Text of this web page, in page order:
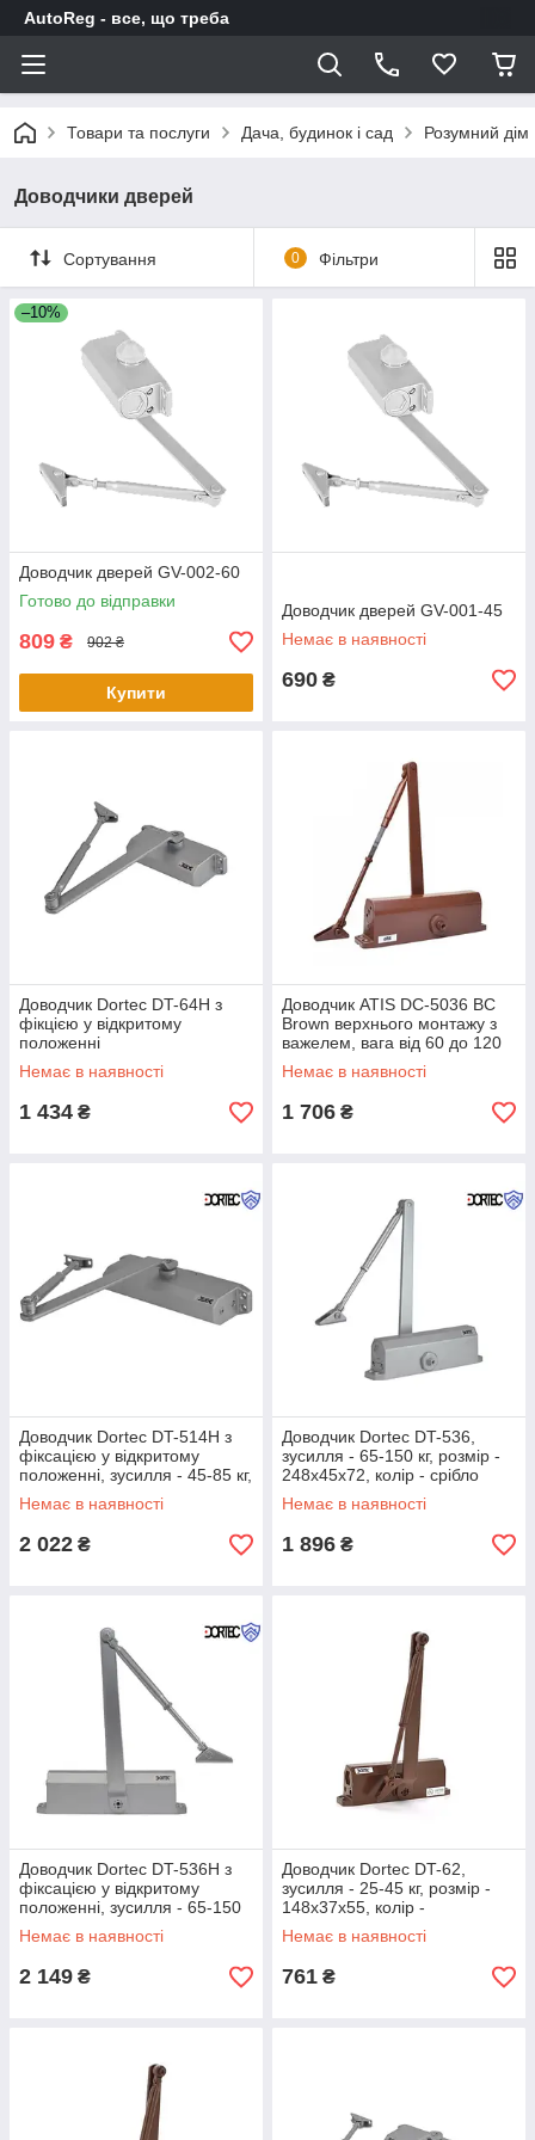
AutoReg - все, що треба
Товари та послуги Дача, будинок і сад Розумний дім
Доводчики дверей
Сортування 0 Фільтри
–10%
Доводчик дверей GV-002-60
Готово до відправки
809 ₴ 902 ₴
Купити
Доводчик дверей GV-001-45
Немає в наявності
690 ₴
Доводчик Dortec DT-64H з
фікцією у відкритому
положенні
Немає в наявності
1 434 ₴
Доводчик ATIS DC-5036 BC
Brown верхнього монтажу з
важелем, вага від 60 до 120
кг, температура від -30°C до
+50°C
Немає в наявності
1 706 ₴
Доводчик Dortec DT-514H з
фіксацією у відкритому
положенні, зусилля - 45-85 кг,
розмір - 248x45x72, колір -
срібло
Немає в наявності
2 022 ₴
Доводчик Dortec DT-536,
зусилля - 65-150 кг, розмір -
248x45x72, колір - срібло
Немає в наявності
1 896 ₴
Доводчик Dortec DT-536H з
фіксацією у відкритому
положенні, зусилля - 65-150
кг, розмір - 248x45x72, колір -
срібло
Немає в наявності
2 149 ₴
Доводчик Dortec DT-62,
зусилля - 25-45 кг, розмір -
148x37x55, колір -
коричневий
Немає в наявності
761 ₴